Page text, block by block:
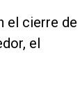
el cierre de
el